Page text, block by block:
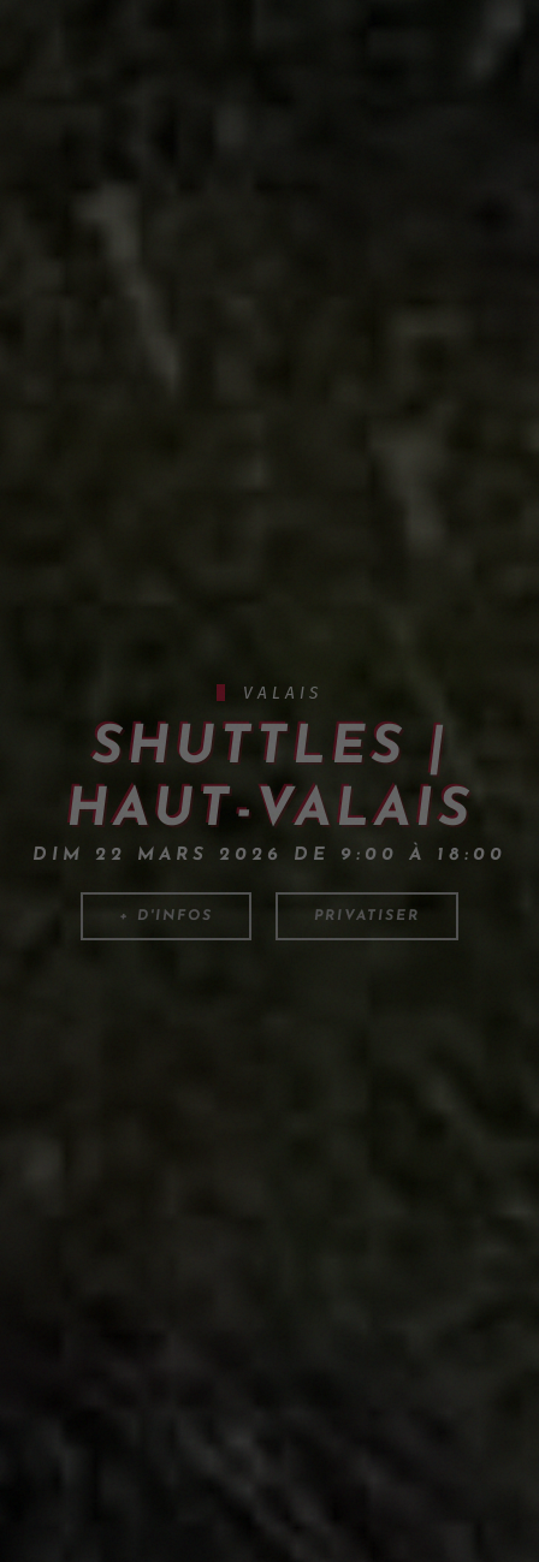
VALAIS
SHUTTLES |
HAUT-VALAIS
DIM 22 MARS 2026 DE 9:00 À 18:00
+ D'INFOS PRIVATISER